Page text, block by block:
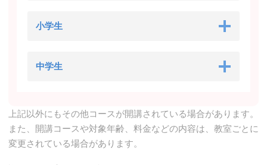
小学生
中学生
上記以外にもその他コースが開講されている場合があります。
また、開講コースや対象年齢、料金などの内容は、教室ごとに
変更されている場合があります。